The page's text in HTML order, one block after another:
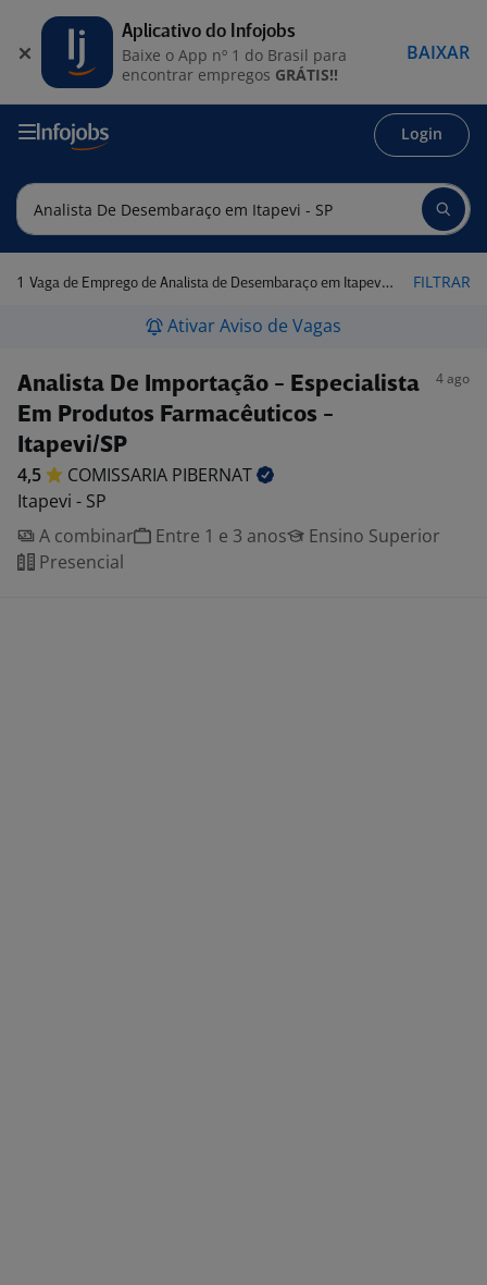
Login
1 Vaga de Emprego de Analista de Desembaraço em Itapevi - SP FILTRAR
Ativar Aviso de Vagas
Analista De Importação - Especialista
Em Produtos Farmacêuticos -
Itapevi/SP
4 ago
4,5 COMISSARIA PIBERNAT
Itapevi - SP
A combinar
Entre 1 e 3 anos
Ensino Superior
Presencial
Aplicativo do Infojobs
Baixe o App nº 1 do Brasil para
encontrar empregos GRÁTIS!!
BAIXAR